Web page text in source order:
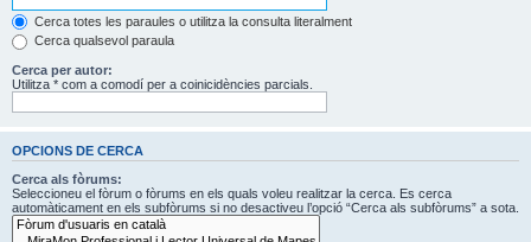
Cerca totes les paraules o utilitza la consulta literalment
Cerca qualsevol paraula
Cerca per autor:
Utilitza * com a comodí per a coinicidències parcials.
OPCIONS DE CERCA
Cerca als fòrums:
Seleccioneu el fòrum o fòrums en els quals voleu realitzar la cerca. Es cerca
automàticament en els subfòrums si no desactiveu l’opció “Cerca als subfòrums” a sota.